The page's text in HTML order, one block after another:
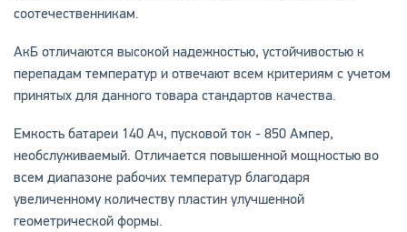
соотечественникам.
АкБ отличаются высокой надежностью, устойчивостью к
перепадам температур и отвечают всем критериям с учетом
принятых для данного товара стандартов качества.
Емкость батареи 140 Ач, пусковой ток - 850 Ампер,
необслуживаемый. Отличается повышенной мощностью во
всем диапазоне рабочих температур благодаря
увеличенному количеству пластин улучшенной
геометрической формы.